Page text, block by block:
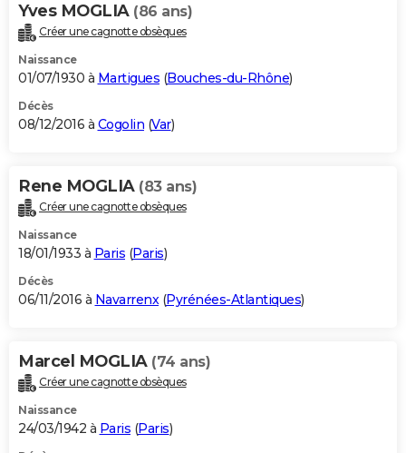
Yves MOGLIA (86 ans)
Créer une cagnotte obsèques
Naissance
01/07/1930 à Martigues (Bouches-du-Rhône)
Décès
08/12/2016 à Cogolin (Var)
Rene MOGLIA (83 ans)
Créer une cagnotte obsèques
Naissance
18/01/1933 à Paris (Paris)
Décès
06/11/2016 à Navarrenx(Pyrénées-Atlantiques)
Marcel MOGLIA (74 ans)
Créer une cagnotte obsèques
Naissance
24/03/1942 à Paris (Paris)